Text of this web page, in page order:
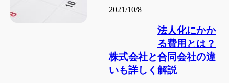
2021/10/8
法人化にかか
る費用とは？
株式会社と合同会社の違
いも詳しく解説